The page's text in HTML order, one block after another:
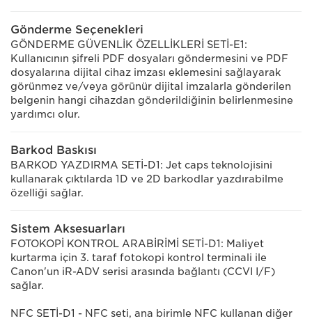
Gönderme Seçenekleri
GÖNDERME GÜVENLİK ÖZELLİKLERİ SETİ-E1:
Kullanıcının şifreli PDF dosyaları göndermesini ve PDF
dosyalarına dijital cihaz imzası eklemesini sağlayarak
görünmez ve/veya görünür dijital imzalarla gönderilen
belgenin hangi cihazdan gönderildiğinin belirlenmesine
yardımcı olur.
Barkod Baskısı
BARKOD YAZDIRMA SETİ-D1: Jet caps teknolojisini
kullanarak çıktılarda 1D ve 2D barkodlar yazdırabilme
özelliği sağlar.
Sistem Aksesuarları
FOTOKOPİ KONTROL ARABİRİMİ SETİ-D1: Maliyet
kurtarma için 3. taraf fotokopi kontrol terminali ile
Canon'un iR-ADV serisi arasında bağlantı (CCVI I/F)
sağlar.
NFC SETİ-D1 - NFC seti, ana birimle NFC kullanan diğer